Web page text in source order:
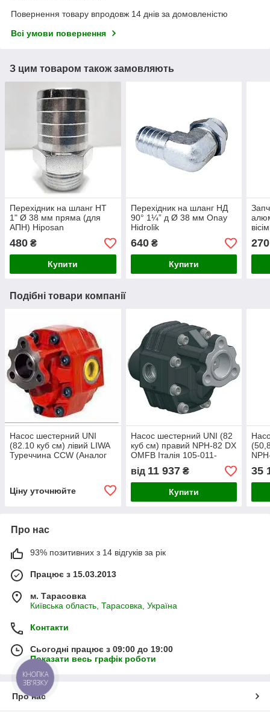
Повернення товару впродовж 14 днів за домовленістю
Всі умови повернення
З цим товаром також замовляють
Перехідник на шланг НТ
1" Ø 38 мм пряма (для
АПН) Hiposan
480 ₴
Купити
Перехідник на шланг НД
90° 1¼” д Ø 38 мм Onay
Hidrolik
640₴
Купити
270
Подібні товари компанії
Насос шестерний UNI
(82.10 куб см) лівий LIWA
Туреччина СCW (Аналог
Ціну уточнюйте
Насос шестерний UNI (82
куб см) правий NPH-82 DX
OMFB Італія 105-011-
від 11 937₴
Купити
35
Про нас
93% позитивних з 14 відгуків за рік
Працює з 15.03.2013
м. Тарасовка
Київська область, Тарасовка, Україна
Контакти
Сьогодні працює з 09:00 до 19:00
Показати весь графік роботи
Про нас
КНОПКА
ЗВ'ЯЗКУ